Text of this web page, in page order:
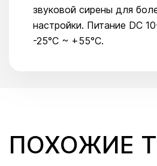
звуковой сирены для
настройки. Питание DC
-25°С ~ +55°С.
ПОХОЖИЕ